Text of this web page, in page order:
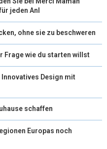
jeden Anl
ohne sie zu beschweren
Frage wie du starten willst
Design mit
schaffen
Europas noch